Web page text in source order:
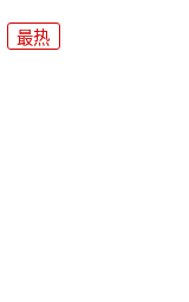
最热